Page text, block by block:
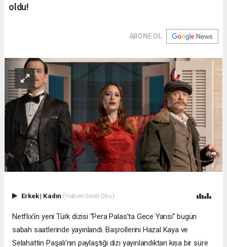
oldu!
ABONE OL
Erkek| Kadın (Haberi Sesli Oku)
Netflix’in yeni Türk dizisi “Pera Palas’ta Gece Yarısı” bugün
sabah saatlerinde yayınlandı. Başrollerini Hazal Kaya ve
Selahattin Paşalı’nın paylaştığı dizi yayınlandıktan kısa bir süre